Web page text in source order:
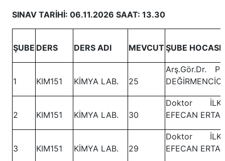
SINAV TARİHİ: 06.11.2026 SAAT: 13.30
ŞUBE DERS DERS ADI MEVCUTŞUBE HOCASI
1 KIM151 KİMYA LAB. 25
Arş.Gör.Dr.
2 KIM151 KİMYA LAB. 30
Doktor
EFECAN ERTAŞ
3 KIM151 KİMYA LAB. 29
Doktor
EFECAN ERTAŞ